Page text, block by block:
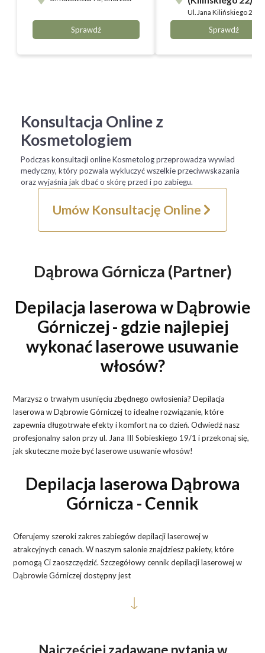
Sprawdź
Ul. Jana Kilińskiego 22,
Częstochowa
Sprawdź
Konsultacja Online z
Kosmetologiem
Podczas konsultacji online Kosmetolog przeprowadza wywiad
medyczny, który pozwala wykluczyć wszelkie przeciwwskazania
oraz wyjaśnia jak dbać o skórę przed i po zabiegu.
Umów Konsultację Online
Dąbrowa Górnicza (Partner)
Depilacja laserowa w Dąbrowie
Górniczej - gdzie najlepiej
wykonać laserowe usuwanie
włosów?
Marzysz o trwałym usunięciu zbędnego owłosienia? Depilacja
laserowa w Dąbrowie Górniczej to idealne rozwiązanie, które
zapewnia długotrwałe efekty i komfort na co dzień. Odwiedź nasz
profesjonalny salon przy ul. Jana III Sobieskiego 19/1 i przekonaj się,
jak skuteczne może być laserowe usuwanie włosów!
Depilacja laserowa Dąbrowa
Górnicza - Cennik
Oferujemy szeroki zakres zabiegów depilacji laserowej w
atrakcyjnych cenach. W naszym salonie znajdziesz pakiety, które
pomogą Ci zaoszczędzić. Szczegółowy cennik depilacji laserowej w
Dąbrowie Górniczej dostępny jest